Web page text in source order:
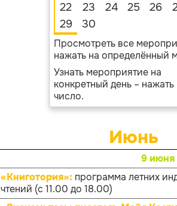
22
23 24 25 26
29
30
Просмотреть все
нажать на определённый
Узнать мероприятие на
конкретный день – нажать
число.
Июнь
9 июня
«Книготория»: программа летних
чтений (с 11.00 до 18.00)